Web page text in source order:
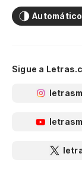
Automático
Sigue a